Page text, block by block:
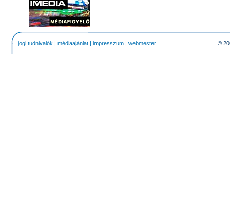
jogi tudnivalók | médiaajánlat | impresszum | webmester ©